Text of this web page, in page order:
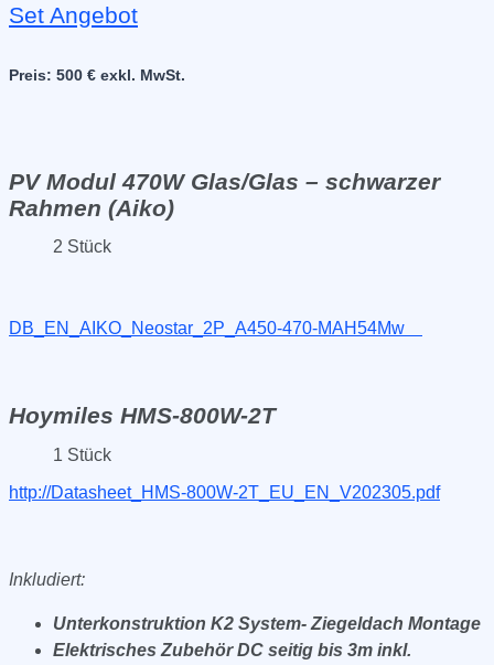
Set Angebot
Preis: 500 € exkl. MwSt.
PV Modul 470W Glas/Glas – schwarzer
Rahmen (Aiko)
2 Stück
DB_EN_AIKO_Neostar_2P_A450-470-MAH54Mw
Hoymiles HMS-800W-2T
1 Stück
http://Datasheet_HMS-800W-2T_EU_EN_V202305.pdf
Inkludiert:
Unterkonstruktion K2 System- Ziegeldach Montage
Elektrisches Zubehör DC seitig bis 3m inkl.